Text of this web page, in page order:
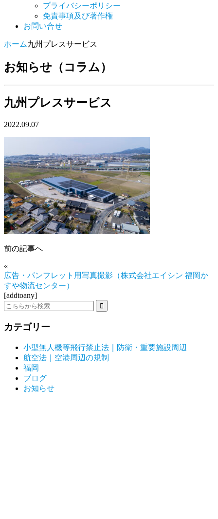
プライバシーポリシー
免責事項及び著作権
お問い合せ
ホーム九州プレスサービス
お知らせ（コラム）
九州プレスサービス
2022.09.07
前の記事へ
«
広告・パンフレット用写真撮影（株式会社エイシン 福岡か
すや物流センター）
[addtoany]
カテゴリー
小型無人機等飛行禁止法｜防衛・重要施設周辺
航空法｜空港周辺の規制
福岡
ブログ
お知らせ